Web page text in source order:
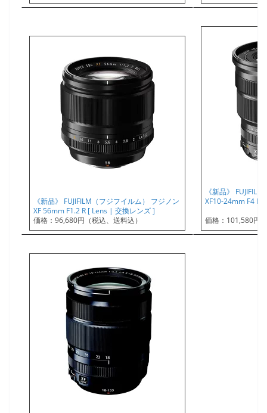
《新品》 FUJIFILM（フジフイルム） フジノン
XF 56mm F1.2 R [ Lens | 交換レンズ ]
価格：96,680円（税込、送料込）
《新品》
XF10-24mm F4 R
価格：101,580円